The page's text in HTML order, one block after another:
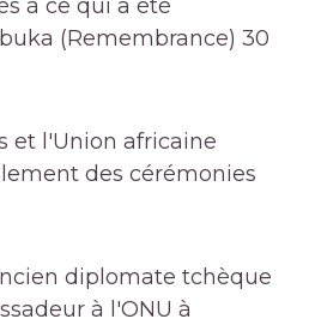
à ce qui a été
(Remembrance) 30
et l'Union africaine
des cérémonies
diplomate tchèque
à l'ONU à